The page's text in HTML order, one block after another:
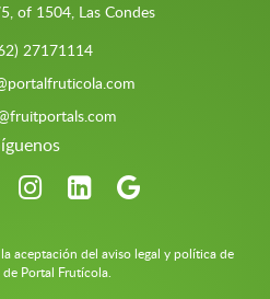
of 1504, Las Condes
27171114
aceptación del aviso legal y política de
Portal Frutícola.